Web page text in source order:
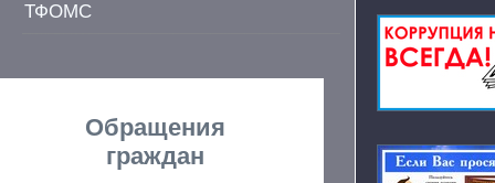
ТФОМС
Обращения
граждан